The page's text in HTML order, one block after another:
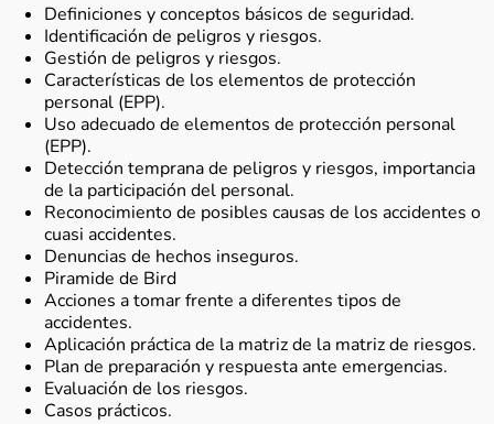
Definiciones y conceptos básicos de seguridad.
Identificación de peligros y riesgos.
Gestión de peligros y riesgos.
Características de los elementos de protección
personal (EPP).
Uso adecuado de elementos de protección personal
(EPP).
Detección temprana de peligros y riesgos, importancia
de la participación del personal.
Reconocimiento de posibles causas de los accidentes o
cuasi accidentes.
Denuncias de hechos inseguros.
Piramide de Bird
Acciones a tomar frente a diferentes tipos de
accidentes.
Aplicación práctica de la matriz de la matriz de riesgos.
Plan de preparación y respuesta ante emergencias.
Evaluación de los riesgos.
Casos prácticos.